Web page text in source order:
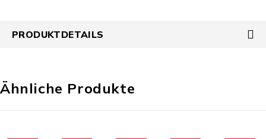
PRODUKTDETAILS
Ähnliche Produkte